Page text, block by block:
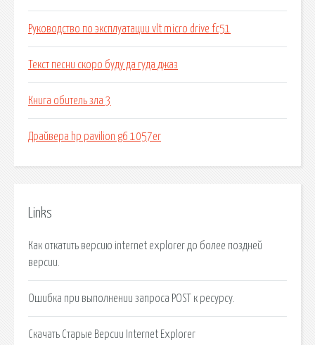
Руководство по эксплуатации vlt micro drive fc51
Текст песни скоро буду да гуда джаз
Книга обитель зла 3
Драйвера hp pavilion g6 1057er
Links
Как откатить версию internet explorer до более поздней
версии.
Ошибка при выполнении запроса POST к ресурсу.
Скачать Старые Версии Internet Explorer